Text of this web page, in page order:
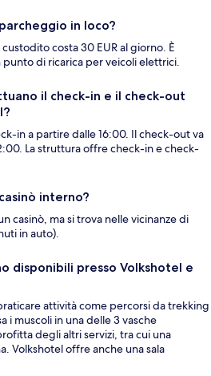
in loco?
costa 30 EUR al giorno. È
di ricarica per veicoli elettrici.
il check-in e il check-out
in a partire dalle 16:00. Il check-out va
La struttura offre check-in e check-
interno?
casinò, ma si trova nelle vicinanze di
in auto).
disponibili presso Volkshotel e
attività come percorsi da trekking
i muscoli in una delle 3 vasche
degli altri servizi, tra cui una
Volkshotel offre anche una sala